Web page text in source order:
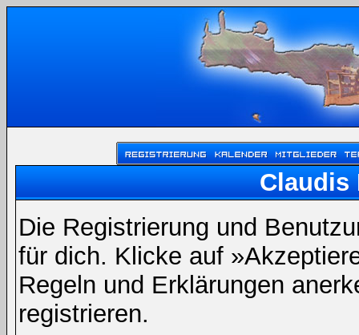
Claudis
Die Registrierung und
für dich. Klicke auf
Regeln und Erklärungen
registrieren.